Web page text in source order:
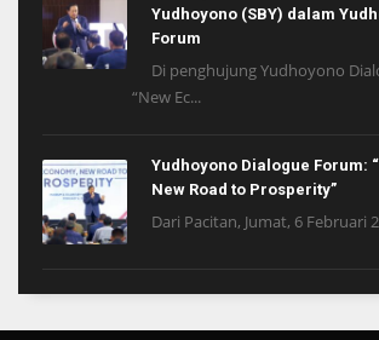
Yudhoyono (SBY) dalam
Forum
Di penghujung Yudhoyono
“New Ec...
Yudhoyono Dialogue Forum:
New Road to Prosperity”
Dari Pacitan, Jumat, 6 Februari